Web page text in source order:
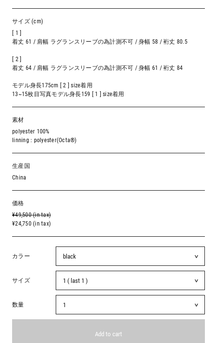
サイズ (cm)
[ 1 ]
着丈 61 / 肩幅 ラグランスリーブの為計測不可 / 身幅 58 / 裄丈 80.5
[ 2 ]
着丈 64 / 肩幅 ラグランスリーブの為計測不可 / 身幅 61 / 裄丈 84
モデル身長175cm [ 2 ] size着用
13~15枚目写真モデル身長159 [ 1 ] size着用
素材
polyester 100%
linning : polyester(Octa®️)
生産国
China
価格
¥49,500 (in tax)
¥24,750 (in tax)
カラー
サイズ
数量